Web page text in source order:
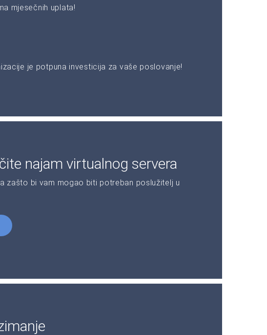
mjesečnih uplata!
je potpuna investicija za vaše poslovanje!
najam virtualnog servera
zašto bi vam mogao biti potreban poslužitelj u